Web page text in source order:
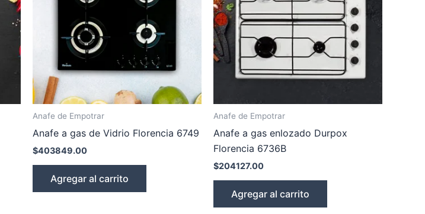
Anafe de Empotrar
Anafe a gas de Vidrio Florencia 6749
$403849.00
Agregar al carrito
Anafe de Empotrar
Anafe a gas enlozado Durpox
Florencia 6736B
$204127.00
Agregar al carrito